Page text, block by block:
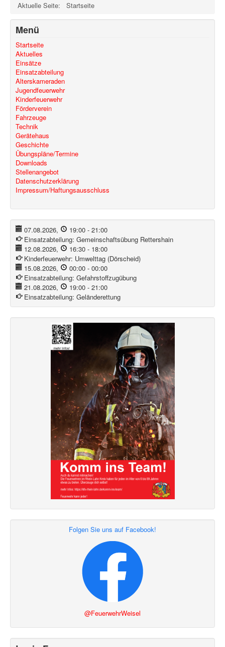
Aktuelle Seite: Startseite
Menü
Startseite
Aktuelles
Einsätze
Einsatzabteilung
Alterskameraden
Jugendfeuerwehr
Kinderfeuerwehr
Förderverein
Fahrzeuge
Technik
Gerätehaus
Geschichte
Übungspläne/Termine
Downloads
Stellenangebot
Datenschutzerklärung
Impressum/Haftungsausschluss
07.08.2026, 19:00- 21:00
Einsatzabteilung:Gemeinschaftsübung Rettershain
12.08.2026, 16:30- 18:00
Kinderfeuerwehr: Umwelttag (Dörscheid)
15.08.2026, 00:00- 00:00
Einsatzabteilung:Gefahrstoffzugübung
21.08.2026, 19:00- 21:00
Einsatzabteilung:Geländerettung
Folgen Sie uns auf Facebook!
@FeuerwehrWeisel